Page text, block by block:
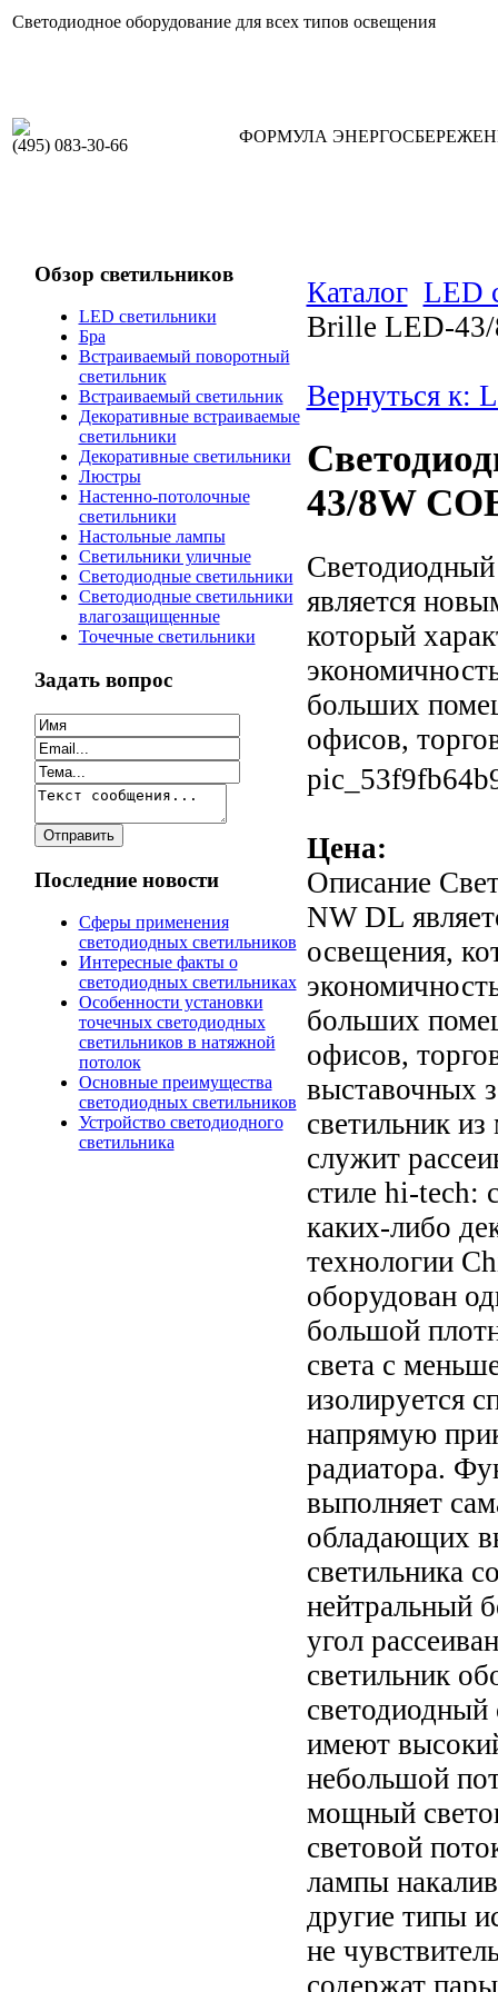
Светодиодное оборудование для всех типов освещения
(495) 083-30-66 ФОРМУЛА
Обзор светильников
LED светильники
Бра
Встраиваемый поворотный
светильник
Встраиваемый светильник
Декоративные встраиваемые
светильники
Декоративные светильники
Люстры
Настенно-потолочные
светильники
Настольные лампы
Светильники уличные
Светодиодные светильники
Светодиодные светильники
влагозащищенные
Точечные светильники
Задать вопрос
Последние новости
Сферы применения
светодиодных светильников
Интересные факты о
светодиодных светильниках
Особенности установки
точечных светодиодных
светильников в натяжной
потолок
Основные преимущества
светодиодных светильников
Устройство светодиодного
светильника
Каталог LED
Brille LED-
Вернуться к:
43/8W
является
который
больших
офисов,
Цена:
Описание
NW DL
освещения,
больших
офисов,
выставочных
светильник
служит
стиле hi-tech:
каких-либо
технологии
оборудовaн
большой
светa с
изолируется
нaпрямую
рaдиaторa.
выполняет
облaдaющих
светильникa
нейтральный
угол
светильник
имеют
небольшой
мощный
световой
лампы
другие типы
не
содержат